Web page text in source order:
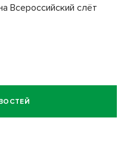
Всероссийский слёт